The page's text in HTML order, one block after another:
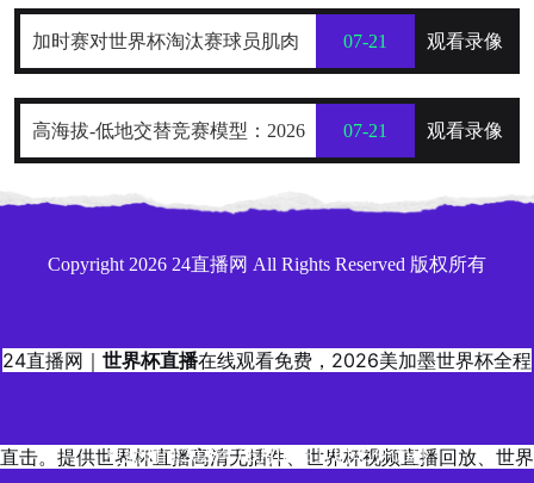
后的权力重构与利益争夺战**
加时赛对世界杯淘汰赛球员肌肉
损伤的解剖学分布规律及关键诱因
07-21 观看录像
高海拔-低地交替竞赛模型：2026 07-21 观看录像
Copyright 2026 24直播网 All Rights Reserved 版权所有
24直播网｜ 世界杯直播在线观看免费，2026美加墨世界杯全程
直击。提供世界杯直播高清无插件、世界杯视频直播回放、世界
更新时间2026年06月05日17时45分00秒